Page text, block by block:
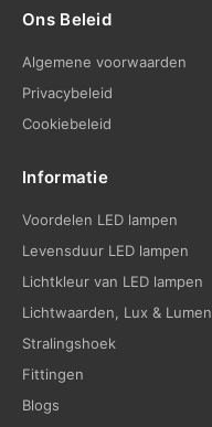
Ons Beleid
Algemene voorwaarden
Privacybeleid
Cookiebeleid
Informatie
Voordelen LED lampen
Levensduur LED lampen
Lichtkleur van LED lampen
Lichtwaarden, Lux & Lumen
Stralingshoek
Fittingen
Blogs